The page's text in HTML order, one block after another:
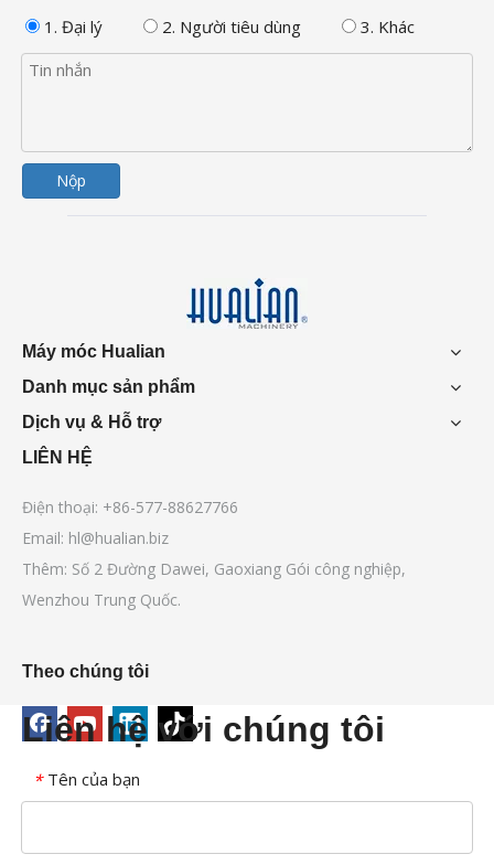
1. Đại lý
2. Người tiêu dùng 3. Khác
Nộp
Máy móc Hualian
Danh mục sản phẩm
Dịch vụ & Hỗ trợ
LIÊN HỆ
Điện thoại: +86-577-88627766
Email: hl@hualian.biz
Thêm: Số 2 Đường Dawei, Gaoxiang Gói công nghiệp,
Wenzhou Trung Quốc.
Theo chúng tôi
Liên hệ với chúng tôi
* Tên của bạn